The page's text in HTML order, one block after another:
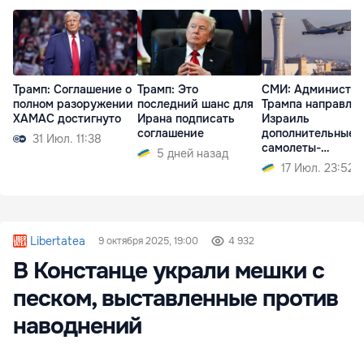
Трамп: Соглашение о
полном разоружении
ХАМАС достигнуто
31 Июл. 11:38
Трамп: Это
последний шанс для
Ирана подписать
соглашение
5 дней назад
СМИ:
Трампа
Израиль
дополнительные
самолеты-
заправщики
17 Июл. 23:52
Libertatea 9 октября 2025, 19:00 4 932
В Констанце украли мешки с
песком, выставленные против
наводнений